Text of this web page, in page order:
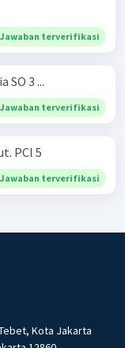
Jawaban terverifikasi
SO 3 ...
Jawaban terverifikasi
Tuliskan nama senyawa-senyawa berikut. PCl 5 ​
Jawaban terverifikasi
Kota Jakarta